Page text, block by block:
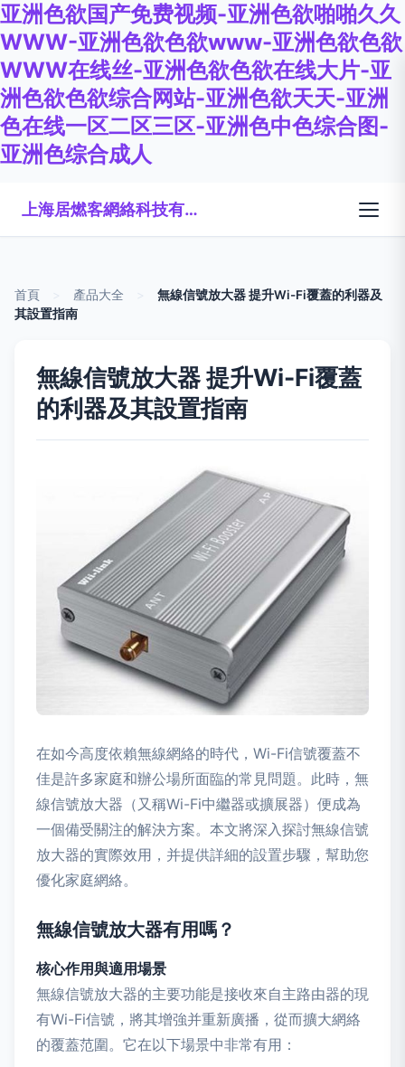
亚洲色欲国产免费视频-亚洲色欲啪啪久久
WWW-亚洲色欲色欲www-亚洲色欲色欲
WWW在线丝-亚洲色欲色欲在线大片-亚
洲色欲色欲综合网站-亚洲色欲天天-亚洲
色在线一区二区三区-亚洲色中色综合图-
亚洲色综合成人
上海居燃客網絡科技有限公司
首頁 產品大全
無線信號放大器 提升Wi-Fi覆蓋的利器及
其設置指南
無線信號放大器 提升Wi-Fi覆蓋
的利器及其設置指南
在如今高度依賴無線網絡的時代，Wi-Fi信號覆蓋不
佳是許多家庭和辦公場所面臨的常見問題。此時，無
線信號放大器（又稱Wi-Fi中繼器或擴展器）便成為
一個備受關注的解決方案。本文將深入探討無線信號
放大器的實際效用，并提供詳細的設置步驟，幫助您
優化家庭網絡。
無線信號放大器有用嗎？
核心作用與適用場景
無線信號放大器的主要功能是接收來自主路由器的現
有Wi-Fi信號，將其增強并重新廣播，從而擴大網絡
的覆蓋范圍。它在以下場景中非常有用：